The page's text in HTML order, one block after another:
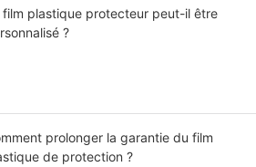
film plastique protecteur peut-il être
?
prolonger la garantie du film
de protection ?